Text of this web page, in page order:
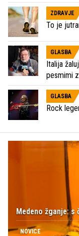
ZDRAVJE
To je
GLASBA
Italija
pesmimi
GLASBA
Rock
Medeno žganje:
NOVICE